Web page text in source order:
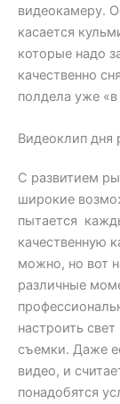
видеокамеру.
касается
которые надо
качественно
полдела уже
Видеоклип дня
С развитием
широкие
пытается
качественную
можно, но вот
различные
настроить
съемки. Даже
видео, и
понадобятся